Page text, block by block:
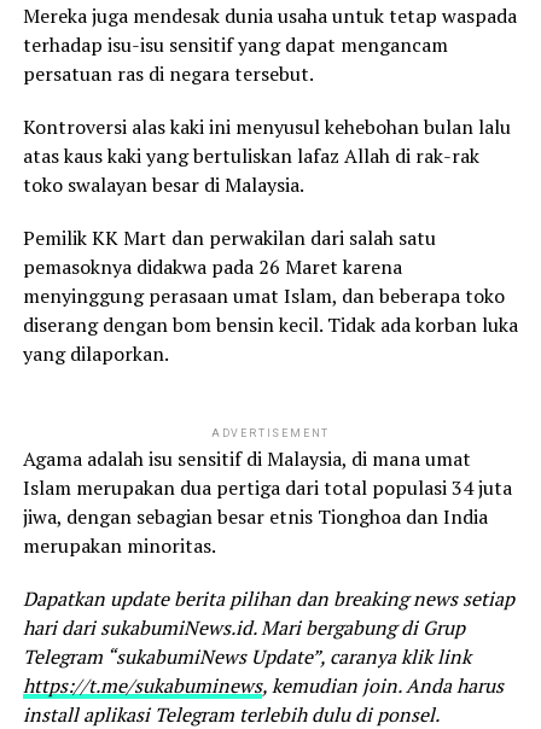
Mereka juga mendesak dunia usaha untuk tetap waspada
terhadap isu-isu sensitif yang dapat mengancam
persatuan ras di negara tersebut.
Kontroversi alas kaki ini menyusul kehebohan bulan lalu
atas kaus kaki yang bertuliskan lafaz Allah di rak-rak
toko swalayan besar di Malaysia.
Pemilik KK Mart dan perwakilan dari salah satu
pemasoknya didakwa pada 26 Maret karena
menyinggung perasaan umat Islam, dan beberapa toko
diserang dengan bom bensin kecil. Tidak ada korban luka
yang dilaporkan.
ADVERTISEMENT
Agama adalah isu sensitif di Malaysia, di mana umat
Islam merupakan dua pertiga dari total populasi 34 juta
jiwa, dengan sebagian besar etnis Tionghoa dan India
merupakan minoritas.
Dapatkan update berita pilihan dan breaking news setiap
hari dari sukabumiNews.id. Mari bergabung di Grup
Telegram “sukabumiNews Update”, caranya klik link
https://t.me/sukabuminews, kemudian join. Anda harus
install aplikasi Telegram terlebih dulu di ponsel.